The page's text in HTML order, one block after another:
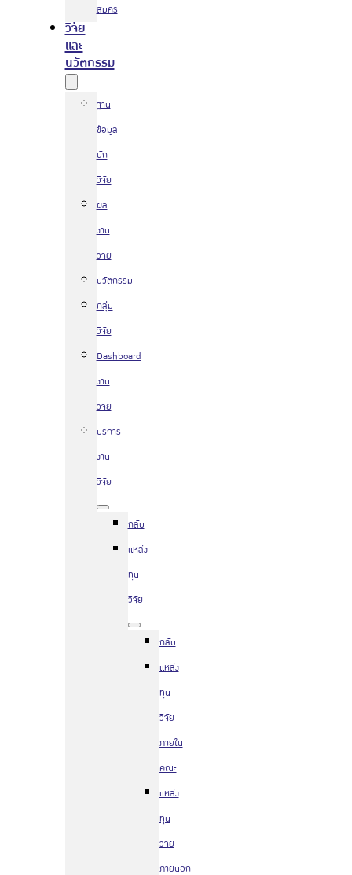
สมัคร
วิจัย
และ
นวัตกรรม
ฐาน
ข้อมูล
นัก
วิจัย
ผล
งาน
วิจัย
นวัตกรรม
กลุ่ม
วิจัย
Dashboard
งาน
วิจัย
บริการ
งาน
วิจัย
กลับ
แหล่ง
ทุน
วิจัย
กลับ
แหล่ง
ทุน
วิจัย
ภายใน
คณะ
แหล่ง
ทุน
วิจัย
ภายนอก